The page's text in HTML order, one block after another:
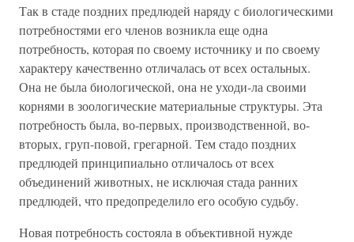
Так в стаде поздних предлюдей наряду с биологическими
потребностями его членов возникла еще одна
потребность, которая по своему источнику и по своему
характеру качественно отличалась от всех остальных.
Она не была биологической, она не уходи-ла своими
корнями в зоологические материальные структуры. Эта
потребность была, во-первых, производственной, во-
вторых, груп-повой, грегарной. Тем стадо поздних
предлюдей принципиально отличалось от всех
объединений животных, не исключая стада ранних
предлюдей, что предопределило его особую судьбу.
Новая потребность состояла в объективной нужде